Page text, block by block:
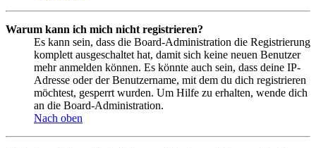
Warum kann ich mich nicht registrieren?
Es kann sein, dass die Board-Administration die Registrierung
komplett ausgeschaltet hat, damit sich keine neuen Benutzer
mehr anmelden können. Es könnte auch sein, dass deine IP-
Adresse oder der Benutzername, mit dem du dich registrieren
möchtest, gesperrt wurden. Um Hilfe zu erhalten, wende dich
an die Board-Administration.
Nach oben